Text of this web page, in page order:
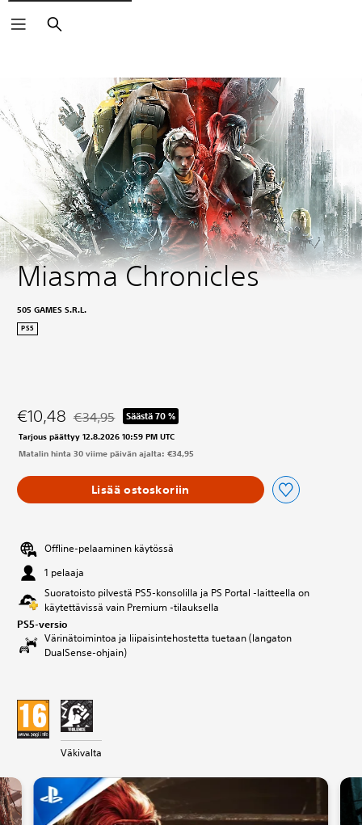
Haku
Miasma Chronicles
505 GAMES S.R.L.
PS5
€10,48 Alennettu alkuperäisestä hinnasta €34,95
€34,95 Säästä 70 %
Tarjous päättyy 12.8.2026 10:59 PM UTC
Matalin hinta 30 viime päivän ajalta: €34,95
Lisää ostoskoriin
Offline-pelaaminen käytössä
1 pelaaja
Suoratoisto pilvestä PS5-konsolilla ja PS Portal ‑laitteella on
käytettävissä vain Premium ‑tilauksella
PS5-versio
Värinätoimintoa ja liipaisintehostetta tuetaan (langaton
DualSense-ohjain)
Väkivalta